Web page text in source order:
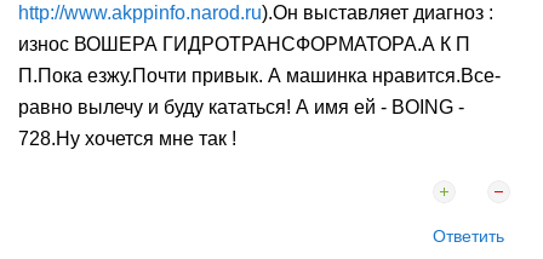
http://www.akppinfo.narod.ru).Он выставляет диагноз :
износ ВОШЕРА ГИДРОТРАНСФОРМАТОРА.А К П
П.Пока езжу.Почти привык. А машинка нравится.Все-
равно вылечу и буду кататься! А имя ей - BOING -
728.Ну хочется мне так !
Ответить